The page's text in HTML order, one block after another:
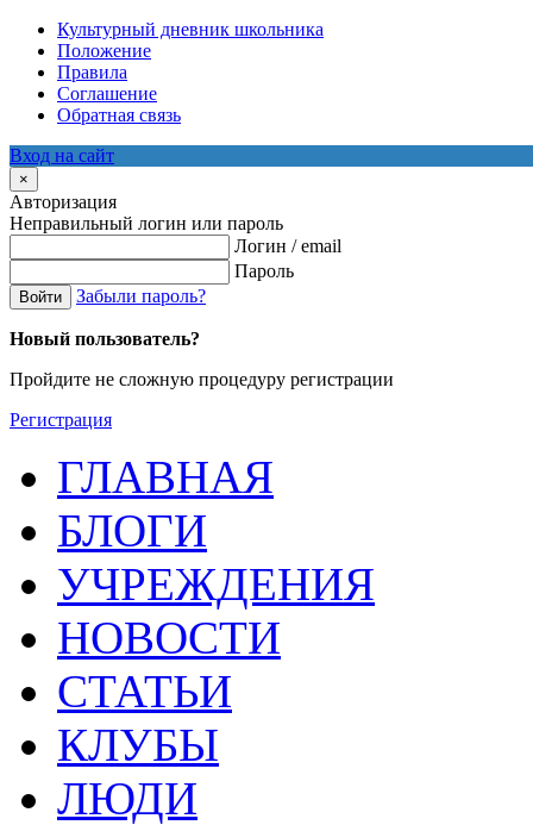
Культурный дневник школьника
Положение
Правила
Соглашение
Обратная связь
Вход на сайт
×
Авторизация
Неправильный логин или пароль
Логин / email
Пароль
Войти Забыли пароль?
Новый пользователь?
Пройдите не сложную процедуру регистрации
Регистрация
ГЛАВНАЯ
БЛОГИ
УЧРЕЖДЕНИЯ
НОВОСТИ
СТАТЬИ
КЛУБЫ
ЛЮДИ